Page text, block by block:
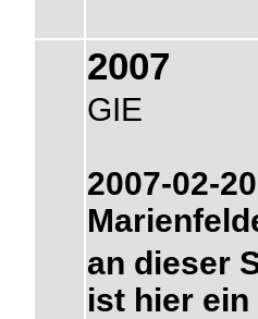
2007
GIE
2007-02-
an dieser
ist hier